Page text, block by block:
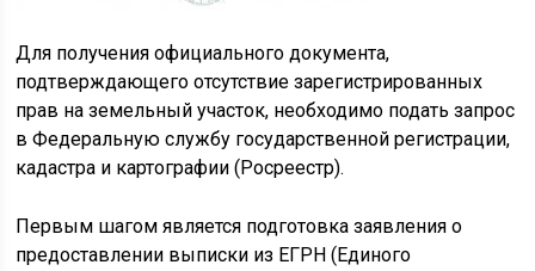
Для получения официального документа,
подтверждающего отсутствие зарегистрированных
прав на земельный участок, необходимо подать запрос
в Федеральную службу государственной регистрации,
кадастра и картографии (Росреестр).
Первым шагом является подготовка заявления о
предоставлении выписки из ЕГРН (Единого